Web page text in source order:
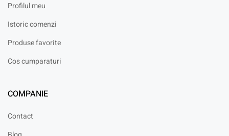
Profilul meu
Istoric comenzi
Produse favorite
Cos cumparaturi
COMPANIE
Contact